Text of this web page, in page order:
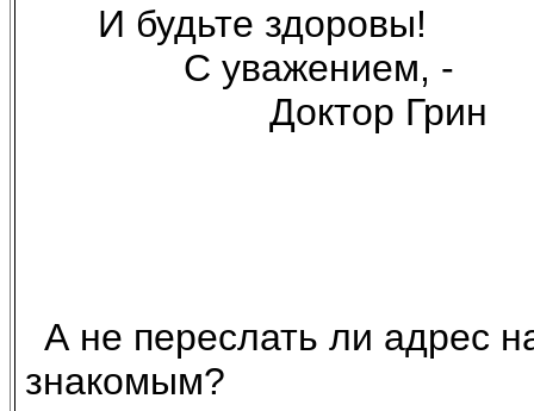
И будьте здоровы!
С уважением, -
Доктор Грин
А не переслать ли адрес
знакомым?